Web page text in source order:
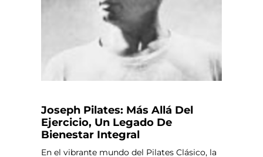
Joseph Pilates: Más Allá Del
Ejercicio, Un Legado De
Bienestar Integral
En el vibrante mundo del Pilates Clásico, la